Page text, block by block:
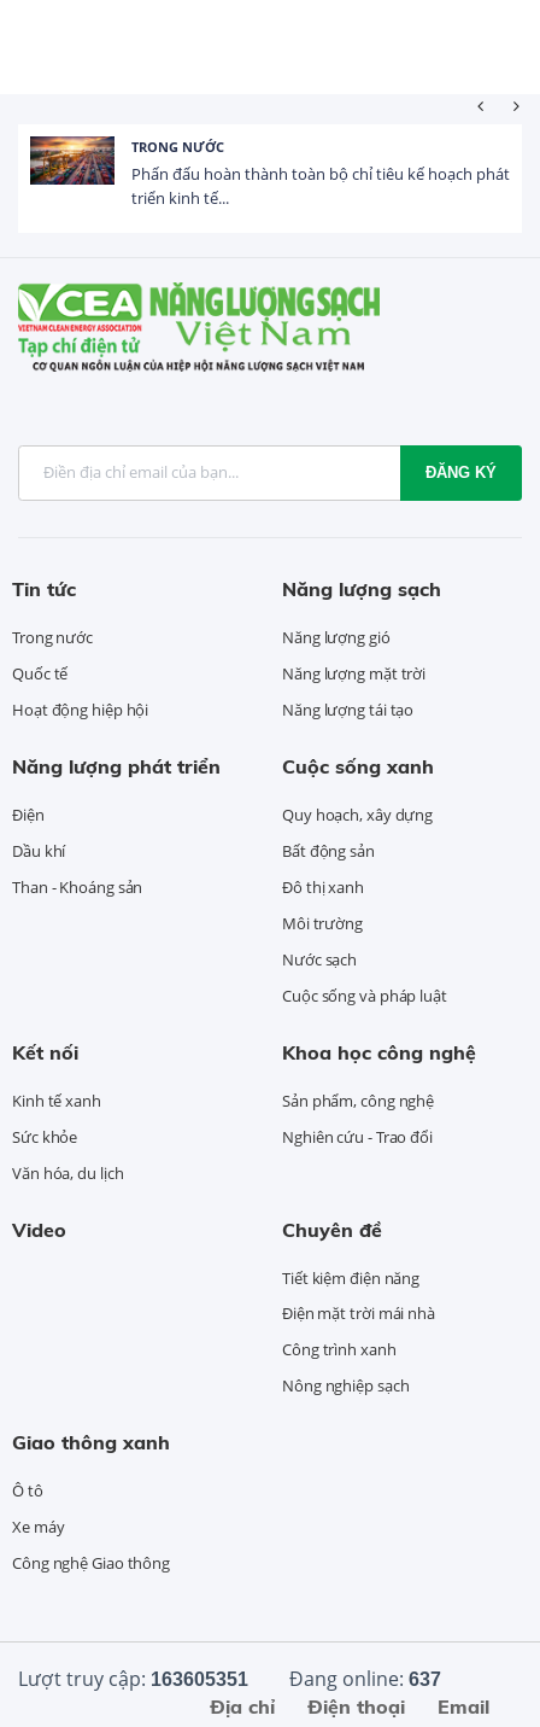
TRONG NƯỚC
Phấn đấu hoàn thành toàn bộ chỉ tiêu kế hoạch phát
triển kinh tế...
ĐĂNG KÝ
Tin tức
Trong nước
Quốc tế
Hoạt động hiệp hội
Năng lượng sạch
Năng lượng gió
Năng lượng mặt trời
Năng lượng tái tạo
Năng lượng phát triển
Điện
Dầu khí
Than - Khoáng sản
Cuộc sống xanh
Quy hoạch, xây dựng
Bất động sản
Đô thị xanh
Môi trường
Nước sạch
Cuộc sống và pháp luật
Kết nối
Kinh tế xanh
Sức khỏe
Văn hóa, du lịch
Khoa học công nghệ
Sản phẩm, công nghệ
Nghiên cứu - Trao đổi
Video Chuyên đề
Tiết kiệm điện năng
Điện mặt trời mái nhà
Công trình xanh
Nông nghiệp sạch
Giao thông xanh
Ô tô
Xe máy
Công nghệ Giao thông
Lượt truy cập: 163605351 Đang online: 637
Email
Điện thoại
Địa chỉ